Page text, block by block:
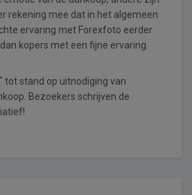
rekening mee dat in het algemeen
ervaring met Forexfoto eerder
kopers met een fijne ervaring.
tot stand op uitnodiging van
Bezoekers schrijven de